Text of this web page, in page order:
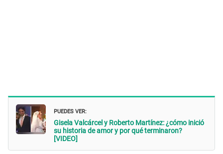
PUEDES VER:
Gisela Valcárcel y Roberto Martínez: ¿cómo inició
su historia de amor y por qué terminaron?
[VIDEO]